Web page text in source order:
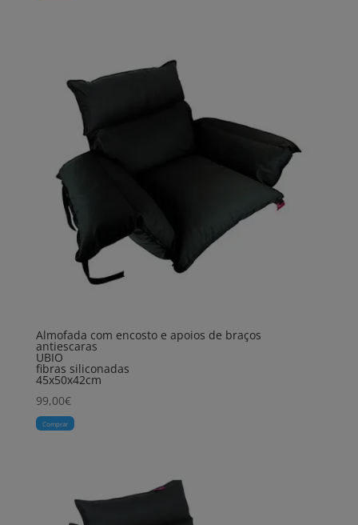
Almofada com encosto e apoios de braços
antiescaras
UBIO
fibras siliconadas
45x50x42cm
99,00€
Comprar